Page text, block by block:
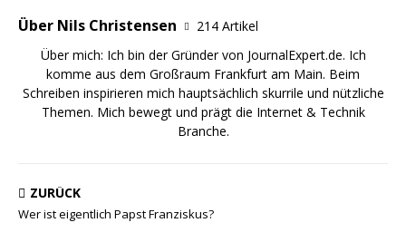
Über Nils Christensen
214 Artikel
Über mich: Ich bin der Gründer von JournalExpert.de. Ich
komme aus dem Großraum Frankfurt am Main. Beim
Schreiben inspirieren mich hauptsächlich skurrile und nützliche
Themen. Mich bewegt und prägt die Internet & Technik
Branche.
ZURÜCK
Wer ist eigentlich Papst Franziskus?